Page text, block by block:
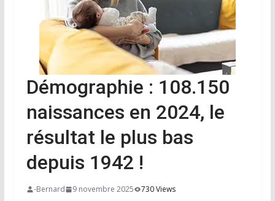
Démographie : 108.150
naissances en 2024, le
résultat le plus bas
depuis 1942 !
-Bernard 9 novembre 2025 730 Views